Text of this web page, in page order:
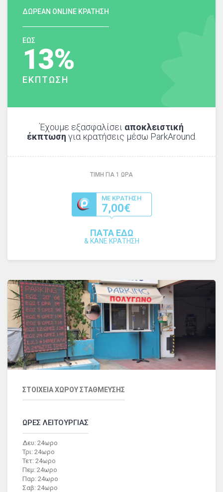
ΔΩΡΕΑΝ ONLINE ΚΡΑΤΗΣΗ
ΕΩΣ
13%
ΕΚΠΤΩΣΗ
Έχουμε εξασφαλίσει αποκλειστική
έκπτωση για κρατήσεις μέσω ParkAround.
ΤΙΜΗ ΓΙΑ 1 ΩΡΑ
ΜΕ ΚΡΑΤΗΣΗ
7,00€
ΠΑΤΑ ΕΔΩ
& ΚΑΝΕ ΚΡΑΤΗΣΗ
ΣΤΟΙΧΕΙΑ ΧΩΡΟΥ ΣΤΑΘΜΕΥΣΗΣ
ΩΡΕΣ ΛΕΙΤΟΥΡΓΙΑΣ
Δευ: 24ωρο
Τρι: 24ωρο
Τετ: 24ωρο
Πεμ: 24ωρο
Παρ: 24ωρο
Σαβ: 24ωρο